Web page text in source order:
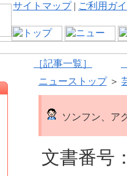
サイトマップ| ご利用ガ
［記事一覧］
ニューストップ＞
ソンフン、ア
文書番号